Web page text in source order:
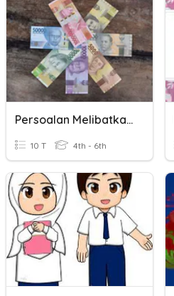
Persoalan Melibatkan Uang
10 T 4th - 6th